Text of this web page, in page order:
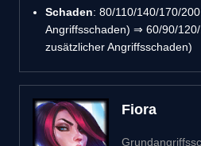
Schaden: 80/110/140/170/
Angriffsschaden) ⇒ 60/90/
zusätzlicher Angriffsschaden)
Fiora